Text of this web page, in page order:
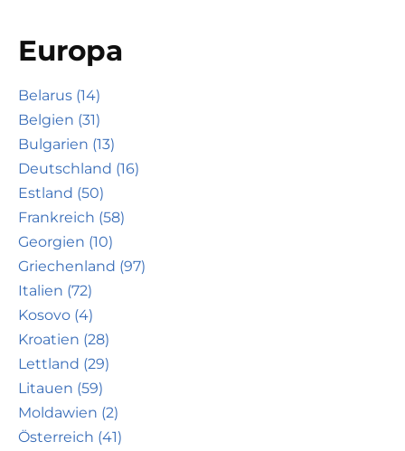
Europa
Belarus (14)
Belgien (31)
Bulgarien (13)
Deutschland (16)
Estland (50)
Frankreich (58)
Georgien (10)
Griechenland (97)
Italien (72)
Kosovo (4)
Kroatien (28)
Lettland (29)
Litauen (59)
Moldawien (2)
Österreich (41)